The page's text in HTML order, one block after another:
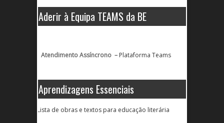
Aderir à Equipa TEAMS da BE
Atendimento Assíncrono – Plataforma Teams
Aprendizagens Essenciais
Lista de obras e textos para educação literária